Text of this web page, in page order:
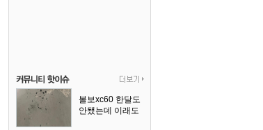
볼보xc60 한달도
안됐는데 이래도